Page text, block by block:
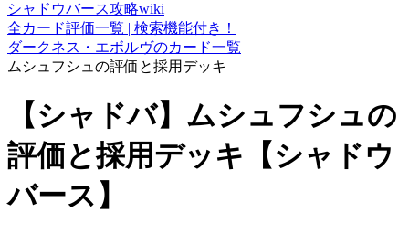
シャドウバース攻略wiki
全カード評価一覧 | 検索機能付き！
ダークネス・エボルヴのカード一覧
ムシュフシュの評価と採用デッキ
【シャドバ】ムシュフシュの
評価と採用デッキ【シャドウ
バース】